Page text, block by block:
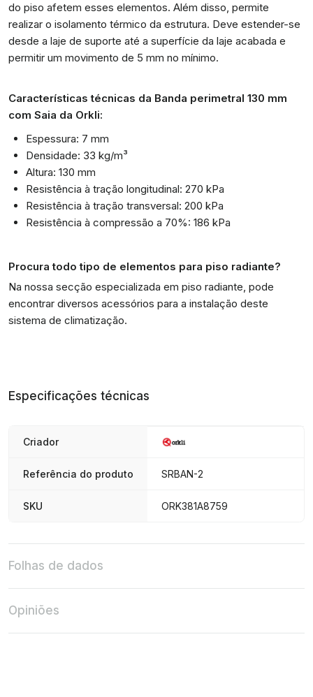
do piso afetem esses elementos. Além disso, permite
realizar o isolamento térmico da estrutura. Deve estender-se
desde a laje de suporte até a superfície da laje acabada e
permitir um movimento de 5 mm no mínimo.
Características técnicas da Banda perimetral 130 mm
com Saia da Orkli:
Espessura: 7 mm
Densidade: 33 kg/m³
Altura: 130 mm
Resistência à tração longitudinal: 270 kPa
Resistência à tração transversal: 200 kPa
Resistência à compressão a 70%: 186 kPa
Procura todo tipo de elementos para piso radiante?
Na nossa secção especializada em piso radiante, pode
encontrar diversos acessórios para a instalação deste
sistema de climatização.
Especificações técnicas
Criador
Referência do produto SRBAN-2
SKU ORK381A8759
Folhas de dados
Opiniões